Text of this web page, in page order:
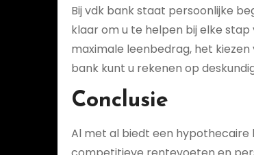
Bij vdk bank staat persoonlijke
klaar om u te helpen bij elke
maximale leenbedrag, het
bank kunt u rekenen op
Conclusie
Al met al biedt een hypothecaire